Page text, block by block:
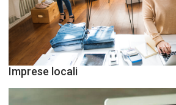
Imprese locali